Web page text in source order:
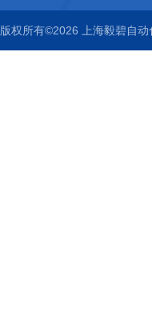
版权所有©2026 上海毅碧自